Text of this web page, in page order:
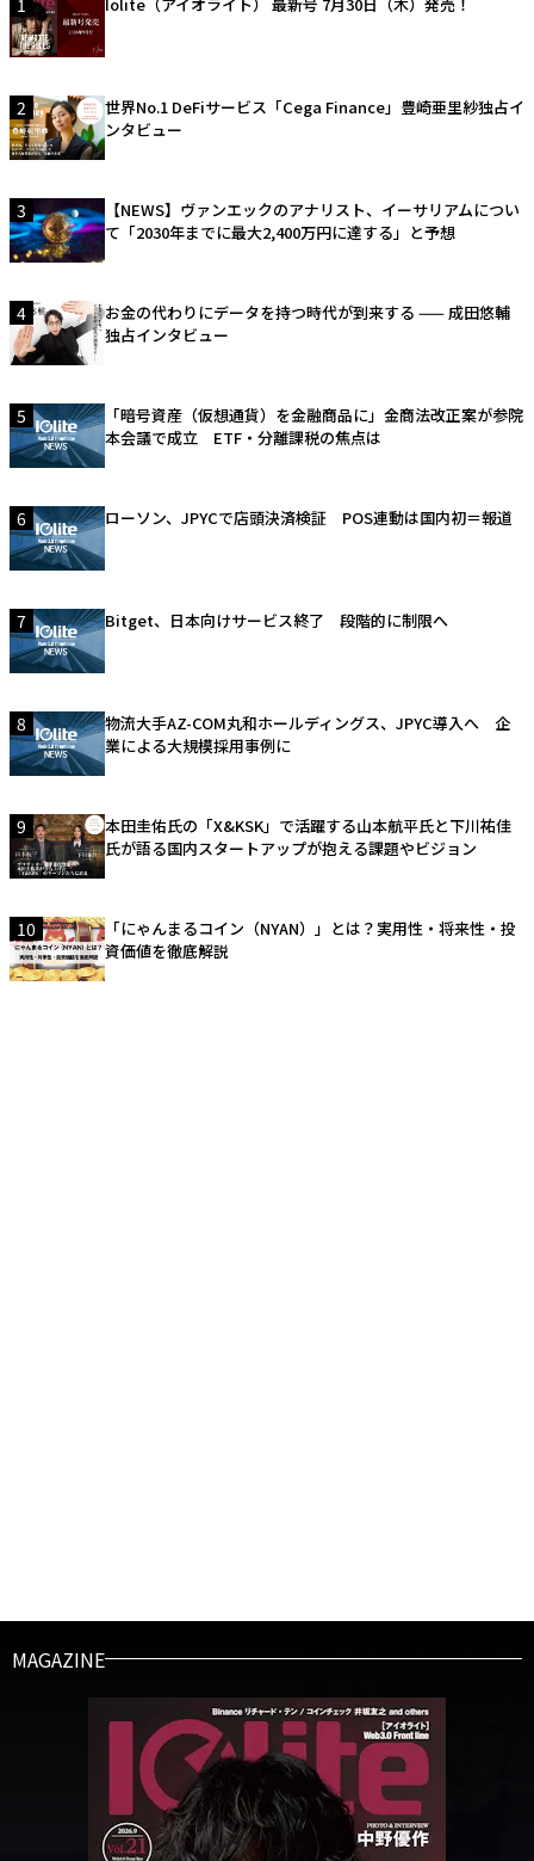
2
世界No.1 DeFiサービス「Cega Finance」豊崎亜里紗独占イ
ンタビュー
3
【NEWS】ヴァンエックのアナリスト、イーサリアムについ
て「2030年までに最大2,400万円に達する」と予想
4
お金の代わりにデータを持つ時代が到来する —— 成田悠輔
独占インタビュー
5
「暗号資産（仮想通貨）を金融商品に」金商法改正案が参院
本会議で成立 ETF・分離課税の焦点は
6 ローソン、JPYCで店頭決済検証 POS連動は国内初＝報道
7 Bitget、日本向けサービス終了 段階的に制限へ
8
物流大手AZ-COM丸和ホールディングス、JPYC導入へ 企
業による大規模採用事例に
9
本田圭佑氏の「X&KSK」で活躍する山本航平氏と下川祐佳
氏が語る国内スタートアップが抱える課題やビジョン
10
「にゃんまるコイン（NYAN）」とは？実用性・将来性・投
資価値を徹底解説
MAGAZINE